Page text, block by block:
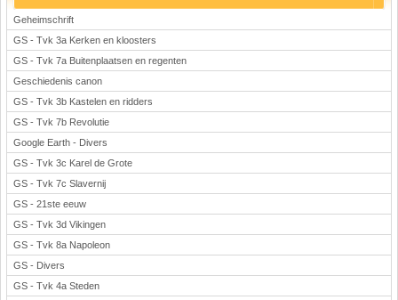
Geheimschrift
GS - Tvk 3a Kerken en kloosters
GS - Tvk 7a Buitenplaatsen en regenten
Geschiedenis canon
GS - Tvk 3b Kastelen en ridders
GS - Tvk 7b Revolutie
Google Earth - Divers
GS - Tvk 3c Karel de Grote
GS - Tvk 7c Slavernij
GS - 21ste eeuw
GS - Tvk 3d Vikingen
GS - Tvk 8a Napoleon
GS - Divers
GS - Tvk 4a Steden